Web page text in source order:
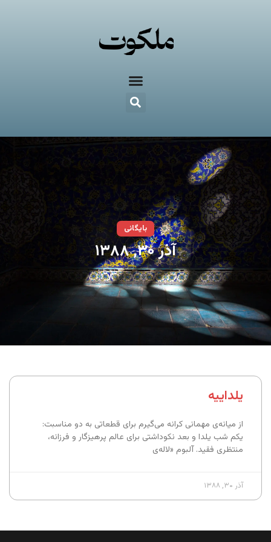
بایگانی
آذر ۳۰, ۱۳۸۸
یلداییه
از میانه‌ی مهمانی کرانه می‌گیرم برای قطعاتی به دو مناسبت:
یکم شب یلدا و بعد نکوداشتی برای عالم پرهیزگار و فرزانه،
منتظری فقید. آلبوم «لاله‌ی
آذر ۳۰, ۱۳۸۸